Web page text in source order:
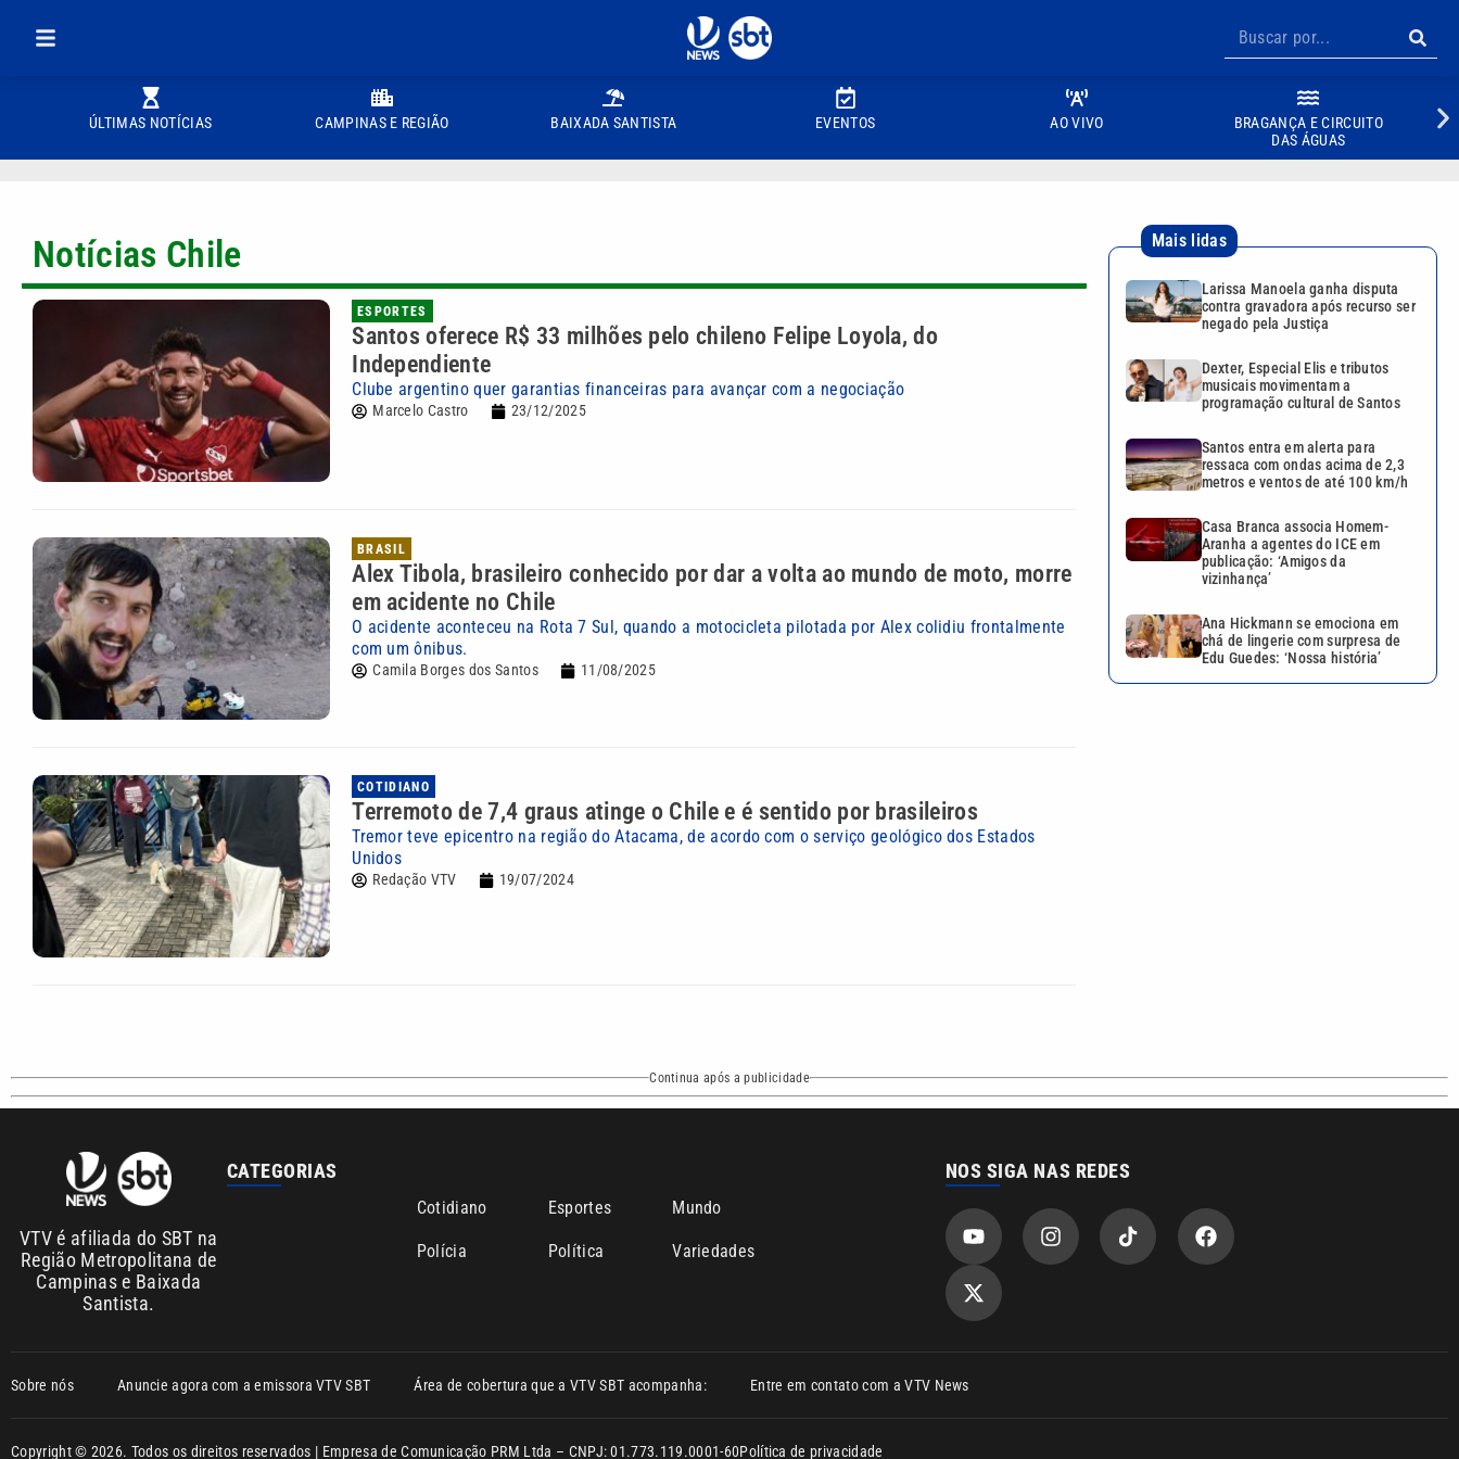
ÚLTIMAS NOTÍCIAS CAMPINAS E REGIÃO BAIXADA SANTISTA EVENTOS AO VIVO
BRAGANÇA E CIRCUITO
DAS ÁGUAS
Notícias Chile
ESPORTES
Santos oferece R$ 33 milhões pelo chileno Felipe Loyola, do
Independiente
Clube argentino quer garantias financeiras para avançar com a negociação
Marcelo Castro 23/12/2025
BRASIL
Alex Tibola, brasileiro conhecido por dar a volta ao mundo de moto, morre
em acidente no Chile
O acidente aconteceu na Rota 7 Sul, quando a motocicleta pilotada por Alex colidiu frontalmente
com um ônibus.
Camila Borges dos Santos 11/08/2025
COTIDIANO
Terremoto de 7,4 graus atinge o Chile e é sentido por brasileiros
Tremor teve epicentro na região do Atacama, de acordo com o serviço geológico dos Estados
Unidos
Redação VTV 19/07/2024
Mais lidas
Larissa Manoela ganha disputa
contra gravadora após recurso ser
negado pela Justiça
Dexter, Especial Elis e tributos
musicais movimentam a
programação cultural de Santos
Santos entra em alerta para
ressaca com ondas acima de 2,3
metros e ventos de até 100 km/h
Casa Branca associa Homem-
Aranha a agentes do ICE em
publicação: ‘Amigos da
vizinhança’
Ana Hickmann se emociona em
chá de lingerie com surpresa de
Edu Guedes: ‘Nossa história’
Continua após a publicidade
VTV é afiliada do SBT na
Região Metropolitana de
Campinas e Baixada
Santista.
CATEGORIAS
Cotidiano Esportes Mundo
Polícia Política Variedades
NOS SIGA NAS REDES
Sobre nós Anuncie agora com a emissora VTV SBT Área de cobertura que a VTV SBT acompanha: Entre em contato com a VTV News
Copyright © 2026. Todos os direitos reservados | Empresa de Comunicação PRM Ltda – CNPJ: 01.773.119.0001-60Política de privacidade